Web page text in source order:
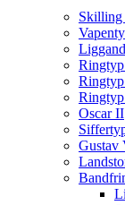
Oscar II
Gustav